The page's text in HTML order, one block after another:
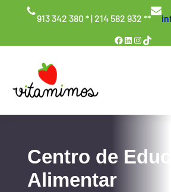
Saltar
o
conteúdo
913 342 380 * | 214 582 932 **
Facebook
LinkedIn
Instagram
TikTok
Centro de
Alimentar